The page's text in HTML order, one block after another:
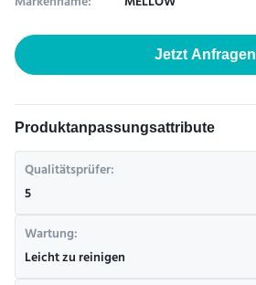
Jetzt Anfragen
Produktanpassungsattribute
Qualitätsprüfer:
5
Wartung:
Leicht zu reinigen